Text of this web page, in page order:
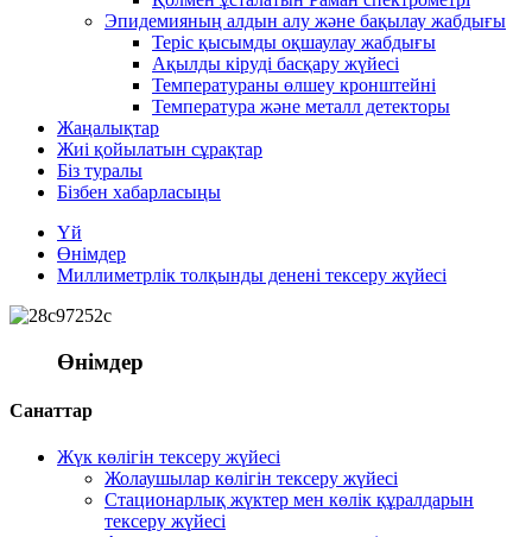
Эпидемияның алдын алу және бақылау жабдығы
Теріс қысымды оқшаулау жабдығы
Ақылды кіруді басқару жүйесі
Температураны өлшеу кронштейні
Температура және металл детекторы
Жаңалықтар
Жиі қойылатын сұрақтар
Біз туралы
Бізбен хабарласыңы
Үй
Өнімдер
Миллиметрлік толқынды денені тексеру жүйесі
Өнімдер
Санаттар
Жүк көлігін тексеру жүйесі
Жолаушылар көлігін тексеру жүйесі
Стационарлық жүктер мен көлік құралдарын
тексеру жүйесі